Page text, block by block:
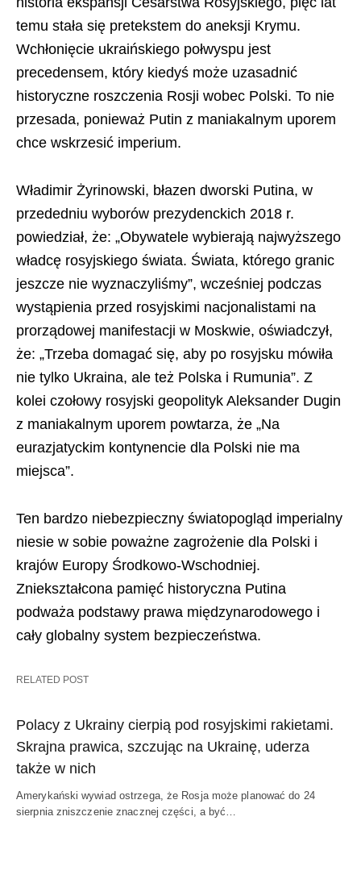
temu stała się pretekstem do aneksji Krymu.
Wchłonięcie ukraińskiego połwyspu jest
precedensem, który kiedyś może uzasadnić
historyczne roszczenia Rosji wobec Polski. To nie
przesada, ponieważ Putin z maniakalnym uporem
chce wskrzesić imperium.
Władimir Żyrinowski, błazen dworski Putina, w
przededniu wyborów prezydenckich 2018 r.
powiedział, że: „Obywatele wybierają najwyższego
władcę rosyjskiego świata. Świata, którego granic
jeszcze nie wyznaczyliśmy”, wcześniej podczas
wystąpienia przed rosyjskimi nacjonalistami na
prorządowej manifestacji w Moskwie, oświadczył,
że: „Trzeba domagać się, aby po rosyjsku mówiła
nie tylko Ukraina, ale też Polska i Rumunia”. Z
kolei czołowy rosyjski geopolityk Aleksander Dugin
z maniakalnym uporem powtarza, że „Na
eurazjatyckim kontynencie dla Polski nie ma
miejsca”.
Ten bardzo niebezpieczny światopogląd imperialny
niesie w sobie poważne zagrożenie dla Polski i
krajów Europy Środkowo-Wschodniej.
Zniekształcona pamięć historyczna Putina
podważa podstawy prawa międzynarodowego i
cały globalny system bezpieczeństwa.
RELATED POST
Polacy z Ukrainy cierpią pod rosyjskimi rakietami.
Skrajna prawica, szczując na Ukrainę, uderza
także w nich
Amerykański wywiad ostrzega, że Rosja może planować do 24
sierpnia zniszczenie znacznej części, a być…